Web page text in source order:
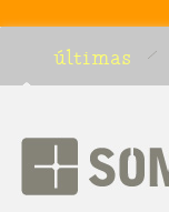
últimas